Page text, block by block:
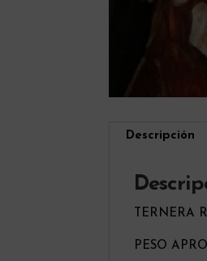
Descripción
TERNERA
PESO